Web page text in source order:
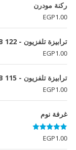
ركنة مودرن
EGP1.00
ترابيزة تلفزيون - B 122
EGP1.00
ترابيزة تلفزيون - B 115
EGP1.00
غرفة نوم
تم التقييم
5.00
من 5
EGP1.00